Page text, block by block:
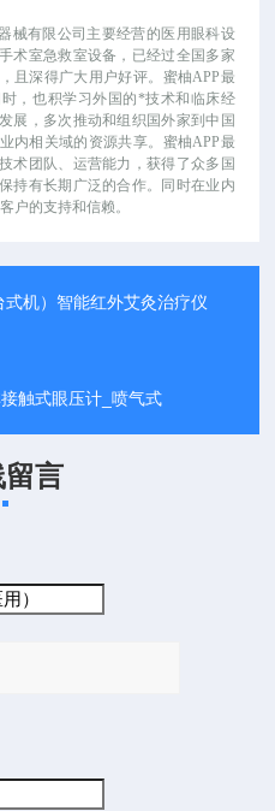
械有限公司主要经营的医用眼科设
术室急救室设备，已经过全国多家
且深得广大用户好评。蜜柚APP最
，也积学习外国的*技术和临床经
展，多次推动和组织国外家到中国
内相关域的资源共享。蜜柚APP最
术团队、运营能力，获得了众多国
持有长期广泛的合作。同时在业内
户的支持和信赖。
机）智能红外艾灸治疗仪
触式眼压计_喷气式
言